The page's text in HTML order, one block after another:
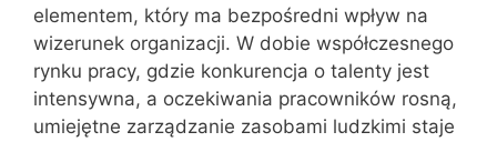
elementem, który ma bezpośredni wpływ na
wizerunek organizacji. W dobie współczesnego
rynku pracy, gdzie konkurencja o talenty jest
intensywna, a oczekiwania pracowników rosną,
umiejętne zarządzanie zasobami ludzkimi staje